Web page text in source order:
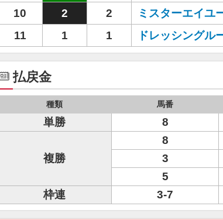
10
2 2 ミスターエイユ
11
1 1 ドレッシングル
払戻金
種類 馬番
単勝 8
複勝
8
3
5
枠連
3-7